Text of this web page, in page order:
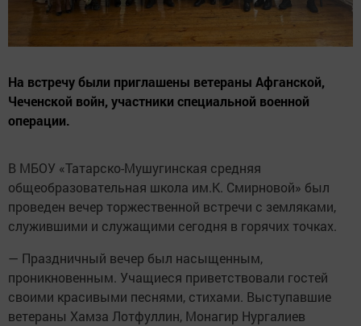
На встречу были приглашены ветераны Афганской,
Чеченской войн, участники специальной военной
операции.
В МБОУ «Татарско-Мушугинская средняя
общеобразовательная школа им.К. Смирновой» был
проведен вечер торжественной встречи с земляками,
служившими и служащими сегодня в горячих точках.
— Праздничный вечер был насыщенным,
проникновенным. Учащиеся приветствовали гостей
своими красивыми песнями, стихами. Выступавшие
ветераны Хамза Лотфуллин, Монагир Нургалиев